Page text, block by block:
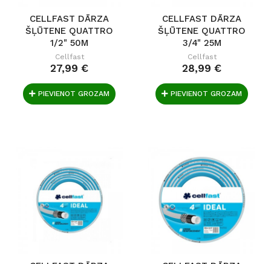
CELLFAST DĀRZA
ŠĻŪTENE QUATTRO
1/2" 50M
Cellfast
27,99 €
PIEVIENOT GROZAM
CELLFAST DĀRZA
ŠĻŪTENE QUATTRO
3/4" 25M
Cellfast
28,99 €
PIEVIENOT GROZAM